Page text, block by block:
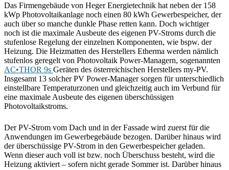
Das Firmengebäude von Heger Energietechnik hat neben der 158
kWp Photovoltaikanlage noch einen 80 kWh Gewerbespeicher, der
auch über so manche dunkle Phase retten kann. Doch wichtiger
noch ist die maximale Ausbeute des eigenen PV-Stroms durch die
stufenlose Regelung der einzelnen Komponenten, wie bspw. der
Heizung. Die Heizmatten des Herstellers Etherma werden nämlich
stufenlos geregelt von Photovoltaik Power-Managern, sogenannten
AC•THOR 9s Geräten des österreichischen Herstellers my-PV.
Insgesamt 13 solcher PV Power-Manager sorgen für unterschiedlich
einstellbare Temperaturzonen und gleichzeitig auch im Verbund für
eine maximale Ausbeute des eigenen überschüssigen
Photovoltaikstroms.
Der PV-Strom vom Dach und in der Fassade wird zuerst für die
Anwendungen im Gewerbegebäude bezogen. Darüber hinaus wird
der überschüssige PV-Strom in den Gewerbespeicher geladen.
Wenn dieser auch voll ist bzw. noch Überschuss besteht, wird die
Heizung aktiviert – sofern nicht gerade Sommer ist. Darüber hinaus